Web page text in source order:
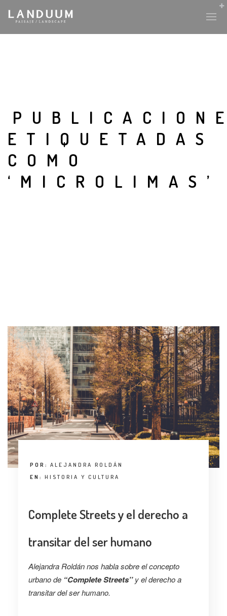
ETIQUETADAS
COMO
‘MICROLIMAS’
POR: ALEJANDRA ROLDÁN
EN: HISTORIA Y CULTURA
Complete Streets y el derecho a
transitar del ser humano
Alejandra Roldán nos habla sobre el concepto
urbano de “Complete Streets’’y el derecho a
transitar del ser humano.